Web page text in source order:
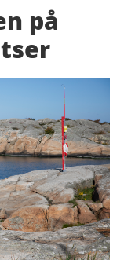
på